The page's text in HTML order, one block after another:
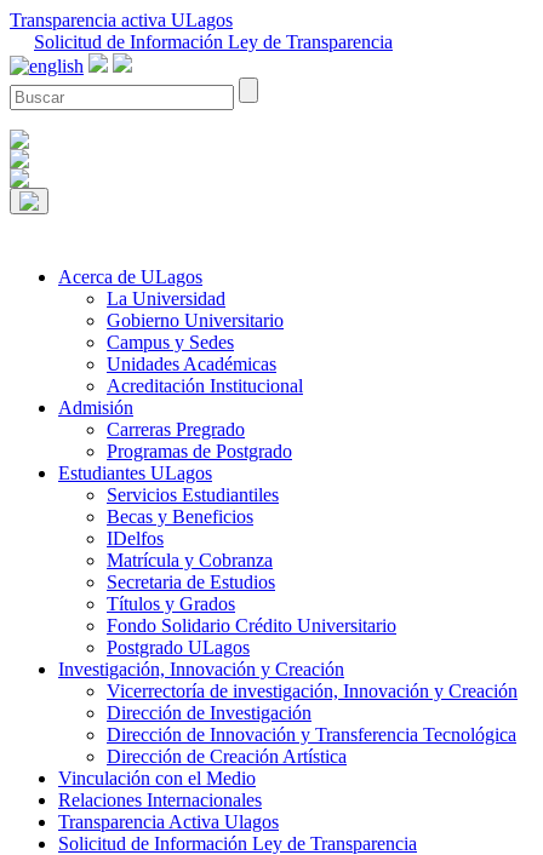
Transparencia activa ULagos
Solicitud de Información Ley de Transparencia
Acerca de ULagos
La Universidad
Gobierno Universitario
Campus y Sedes
Unidades Académicas
Acreditación Institucional
Admisión
Carreras Pregrado
Programas de Postgrado
Estudiantes ULagos
Servicios Estudiantiles
Becas y Beneficios
IDelfos
Matrícula y Cobranza
Secretaria de Estudios
Títulos y Grados
Fondo Solidario Crédito Universitario
Postgrado ULagos
Investigación, Innovación y Creación
Vicerrectoría de investigación, Innovación y Creación
Dirección de Investigación
Dirección de Innovación y Transferencia Tecnológica
Dirección de Creación Artística
Vinculación con el Medio
Relaciones Internacionales
Transparencia Activa Ulagos
Solicitud de Información Ley de Transparencia